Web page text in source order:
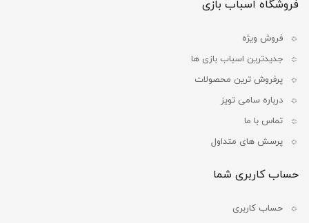
فروشگاه اسباب بازی
فروش ویژه
جدیدترین اسباب بازی ها
پرفروش ترین محصولات
درباره سامی تویز
تماس با ما
پرسش های متداول
حساب کاربری شما
حساب کاربری